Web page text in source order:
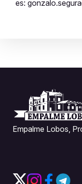
es:
Empalme Lobos,